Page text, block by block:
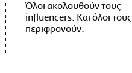
Όλοι ακολουθούν τους
influencers. Και όλοι τους
περιφρονούν.